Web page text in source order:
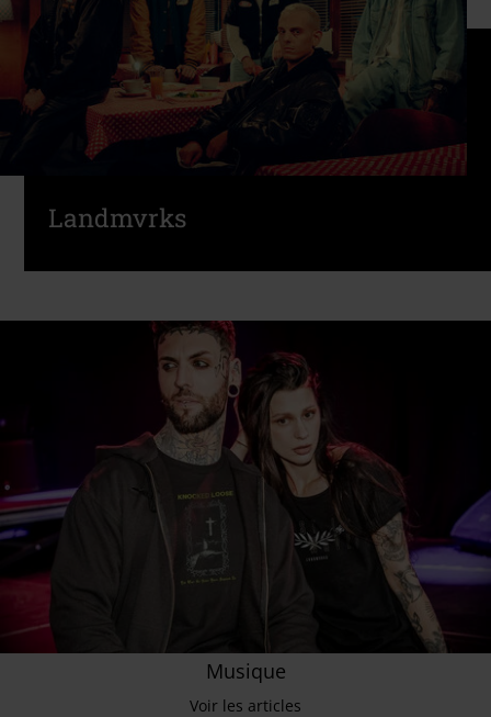
Landmvrks
Musique
Voir les articles